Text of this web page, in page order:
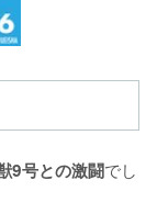
9号との激闘でし